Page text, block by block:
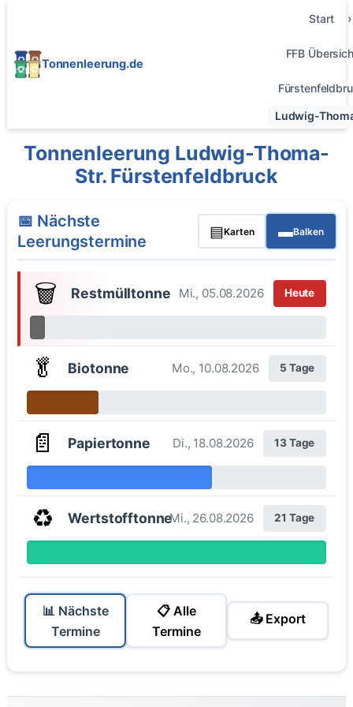
Tonnenleerung.de
Start
FFB
Ludwig-
Tonnenleerung Ludwig-Thoma-
Str. Fürstenfeldbruck
📅 Nächste
Leerungstermine
▤Karten ▬Balken
🗑️ Restmülltonne Mi., 05.08.2026 Heute
🥬 Biotonne Mo., 10.08.2026 5 Tage
📄 Papiertonne Di., 18.08.2026 13 Tage
♻️ WertstofftonneMi., 26.08.2026 21 Tage
📊 Nächste
Termine
📋 Alle
Termine
📤 Export